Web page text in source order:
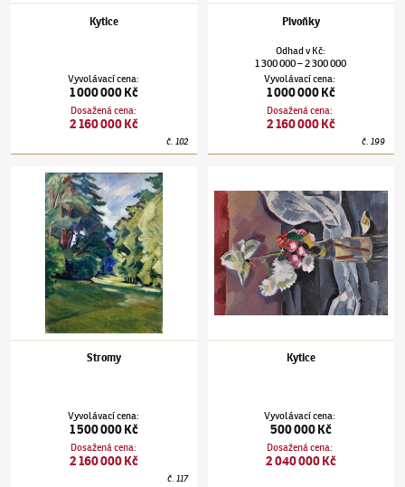
Kytice
Vyvolávací cena:
1 000 000 Kč
Dosažená cena:
2 160 000 Kč
č.102
Pivoňky
OdhadvKč:
1 300 000–2 300 000
Vyvolávací cena:
1 000 000 Kč
Dosažená cena:
2 160 000 Kč
č.199
Václav Špála(1885–1946)Stromy
Stromy
Vyvolávací cena:
1 500 000 Kč
Dosažená cena:
2 160 000 Kč
č.117
Kytice
Vyvolávací cena:
500 000 Kč
Dosažená cena:
2 040 000 Kč